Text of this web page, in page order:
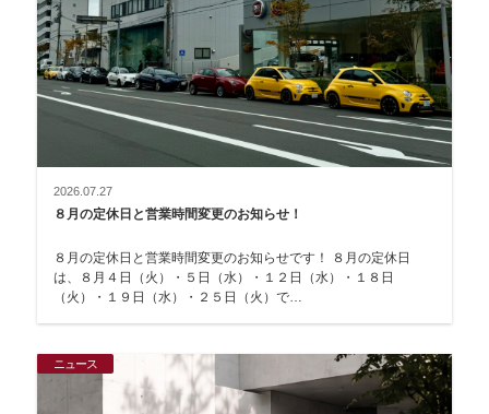
2026.07.27
８月の定休日と営業時間変更のお知らせ！
８月の定休日と営業時間変更のお知らせです！ ８月の定休日
は、８月４日（火）・５日（水）・１２日（水）・１８日
（火）・１９日（水）・２５日（火）で…
ニュース